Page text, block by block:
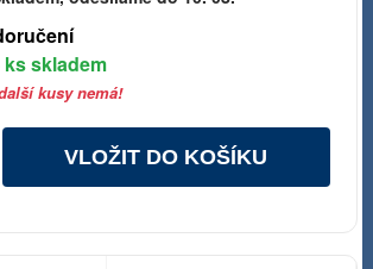
ks skladem
kusy nemá!
VLOŽIT DO KOŠÍKU